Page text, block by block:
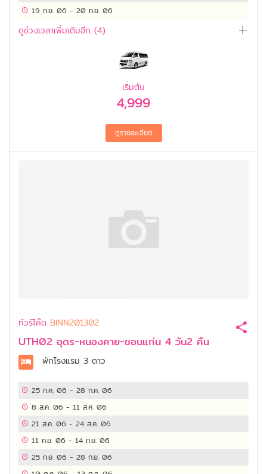
19 ก.ย. 06 - 20 ก.ย. 06
ดูช่วงเวลาเพิ่มเติมอีก (4)
เริ่มต้น
4,999
ทัวร์โค๊ด BINN201302
UTH02 อุดร-หนองคาย-ขอนแก่น 4 วัน2 คืน
พักโรงแรม 3 ดาว
25 ก.ค. 06 - 28 ก.ค. 06
8 ส.ค. 06 - 11 ส.ค. 06
21 ส.ค. 06 - 24 ส.ค. 06
11 ก.ย. 06 - 14 ก.ย. 06
25 ก.ย. 06 - 28 ก.ย. 06